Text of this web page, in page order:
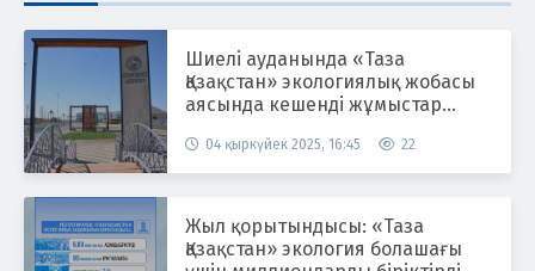
Шиелі ауданында «Таза
Қазақстан» экологиялық жобасы
аясында кешенді жұмыстар
04 қыркүйек 2025, 16:45 22
Жыл қорытындысы: «Таза
Қазақстан» экология болашағы